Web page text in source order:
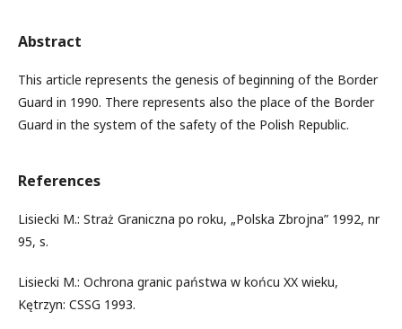
Abstract
This article represents the genesis of beginning of the Border
Guard in 1990. There represents also the place of the Border
Guard in the system of the safety of the Polish Republic.
References
Lisiecki M.: Straż Graniczna po roku, „Polska Zbrojna” 1992, nr
95, s.
Lisiecki M.: Ochrona granic państwa w końcu XX wieku,
Kętrzyn: CSSG 1993.